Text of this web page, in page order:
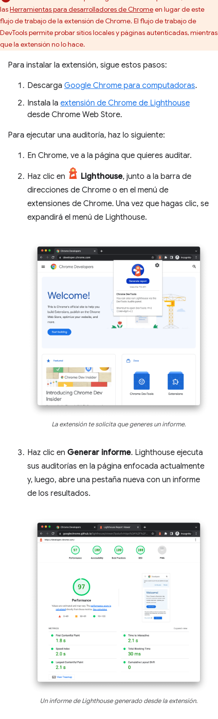
lasHerramientas para desarrolladores de Chromeen lugar de este
flujo de trabajo de la extensión de Chrome. El flujo de trabajo de
DevTools permite probar sitios locales y páginas autenticadas, mientras
que la extensión no lo hace.
Para instalar la extensión, sigue estos pasos:
Descarga Google Chrome para computadoras.
Instala la extensión de Chrome de Lighthouse
desde Chrome Web Store.
Para ejecutar una auditoría, haz lo siguiente:
En Chrome, ve a la página que quieres auditar.
Haz clic en Lighthouse, junto a la barra de
direcciones de Chrome o en el menú de
extensiones de Chrome. Una vez que hagas clic, se
expandirá el menú de Lighthouse.
La extensión te solicita que generes un informe.
Haz clic en Generar informe. Lighthouse ejecuta
sus auditorías en la página enfocada actualmente
y, luego, abre una pestaña nueva con un informe
de los resultados.
Un informe de Lighthouse generado desde la extensión.